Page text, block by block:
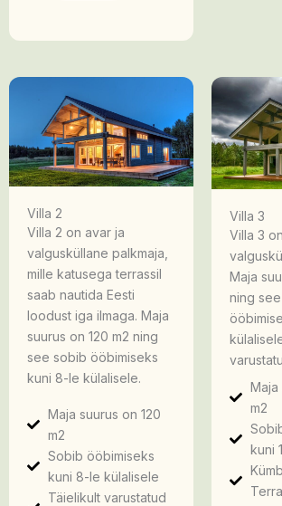
Villa 2
Villa 2 on avar ja
valgusküllane palkmaja,
mille katusega terrassil
saab nautida Eesti
loodust iga ilmaga. Maja
suurus on 120 m2 ning
see sobib ööbimiseks
kuni 8-le külalisele.
Maja suurus on 120
m2
Sobib ööbimiseks
kuni 8-le külalisele
Täielikult varustatud
Villa 3
Villa 3
Maja
ning
Maja
m2
kuni